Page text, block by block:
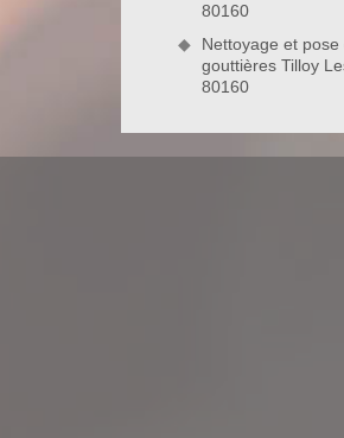
Le devis est un élément
et de la tuile. C’est un
80160
Nettoyage et pose
gouttières Tilloy